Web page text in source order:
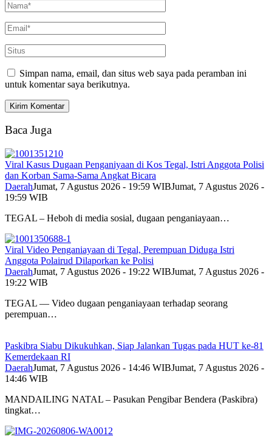
Simpan nama, email, dan situs web saya pada peramban ini
untuk komentar saya berikutnya.
Baca Juga
Viral Kasus Dugaan Penganiyaan di Kos Tegal, Istri Anggota Polisi
dan Korban Sama-Sama Angkat Bicara
DaerahJumat, 7 Agustus 2026 - 19:59 WIBJumat, 7 Agustus 2026 -
19:59 WIB
TEGAL – Heboh di media sosial, dugaan penganiayaan…
Viral Video Penganiayaan di Tegal, Perempuan Diduga Istri
Anggota Polairud Dilaporkan ke Polisi
DaerahJumat, 7 Agustus 2026 - 19:22 WIBJumat, 7 Agustus 2026 -
19:22 WIB
TEGAL — Video dugaan penganiayaan terhadap seorang
perempuan…
Paskibra Siabu Dikukuhkan, Siap Jalankan Tugas pada HUT ke-81
Kemerdekaan RI
DaerahJumat, 7 Agustus 2026 - 14:46 WIBJumat, 7 Agustus 2026 -
14:46 WIB
MANDAILING NATAL – Pasukan Pengibar Bendera (Paskibra)
tingkat…